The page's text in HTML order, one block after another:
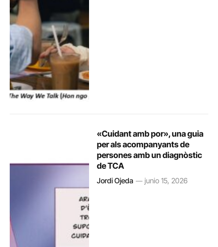
«Cuidant amb por», una guia
per als acompanyants de
persones amb un diagnòstic
de TCA
Jordi Ojeda junio 15, 2026